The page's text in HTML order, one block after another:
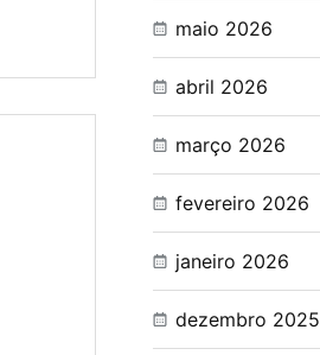
maio 2026
abril 2026
março 2026
fevereiro 2026
janeiro 2026
dezembro 2025